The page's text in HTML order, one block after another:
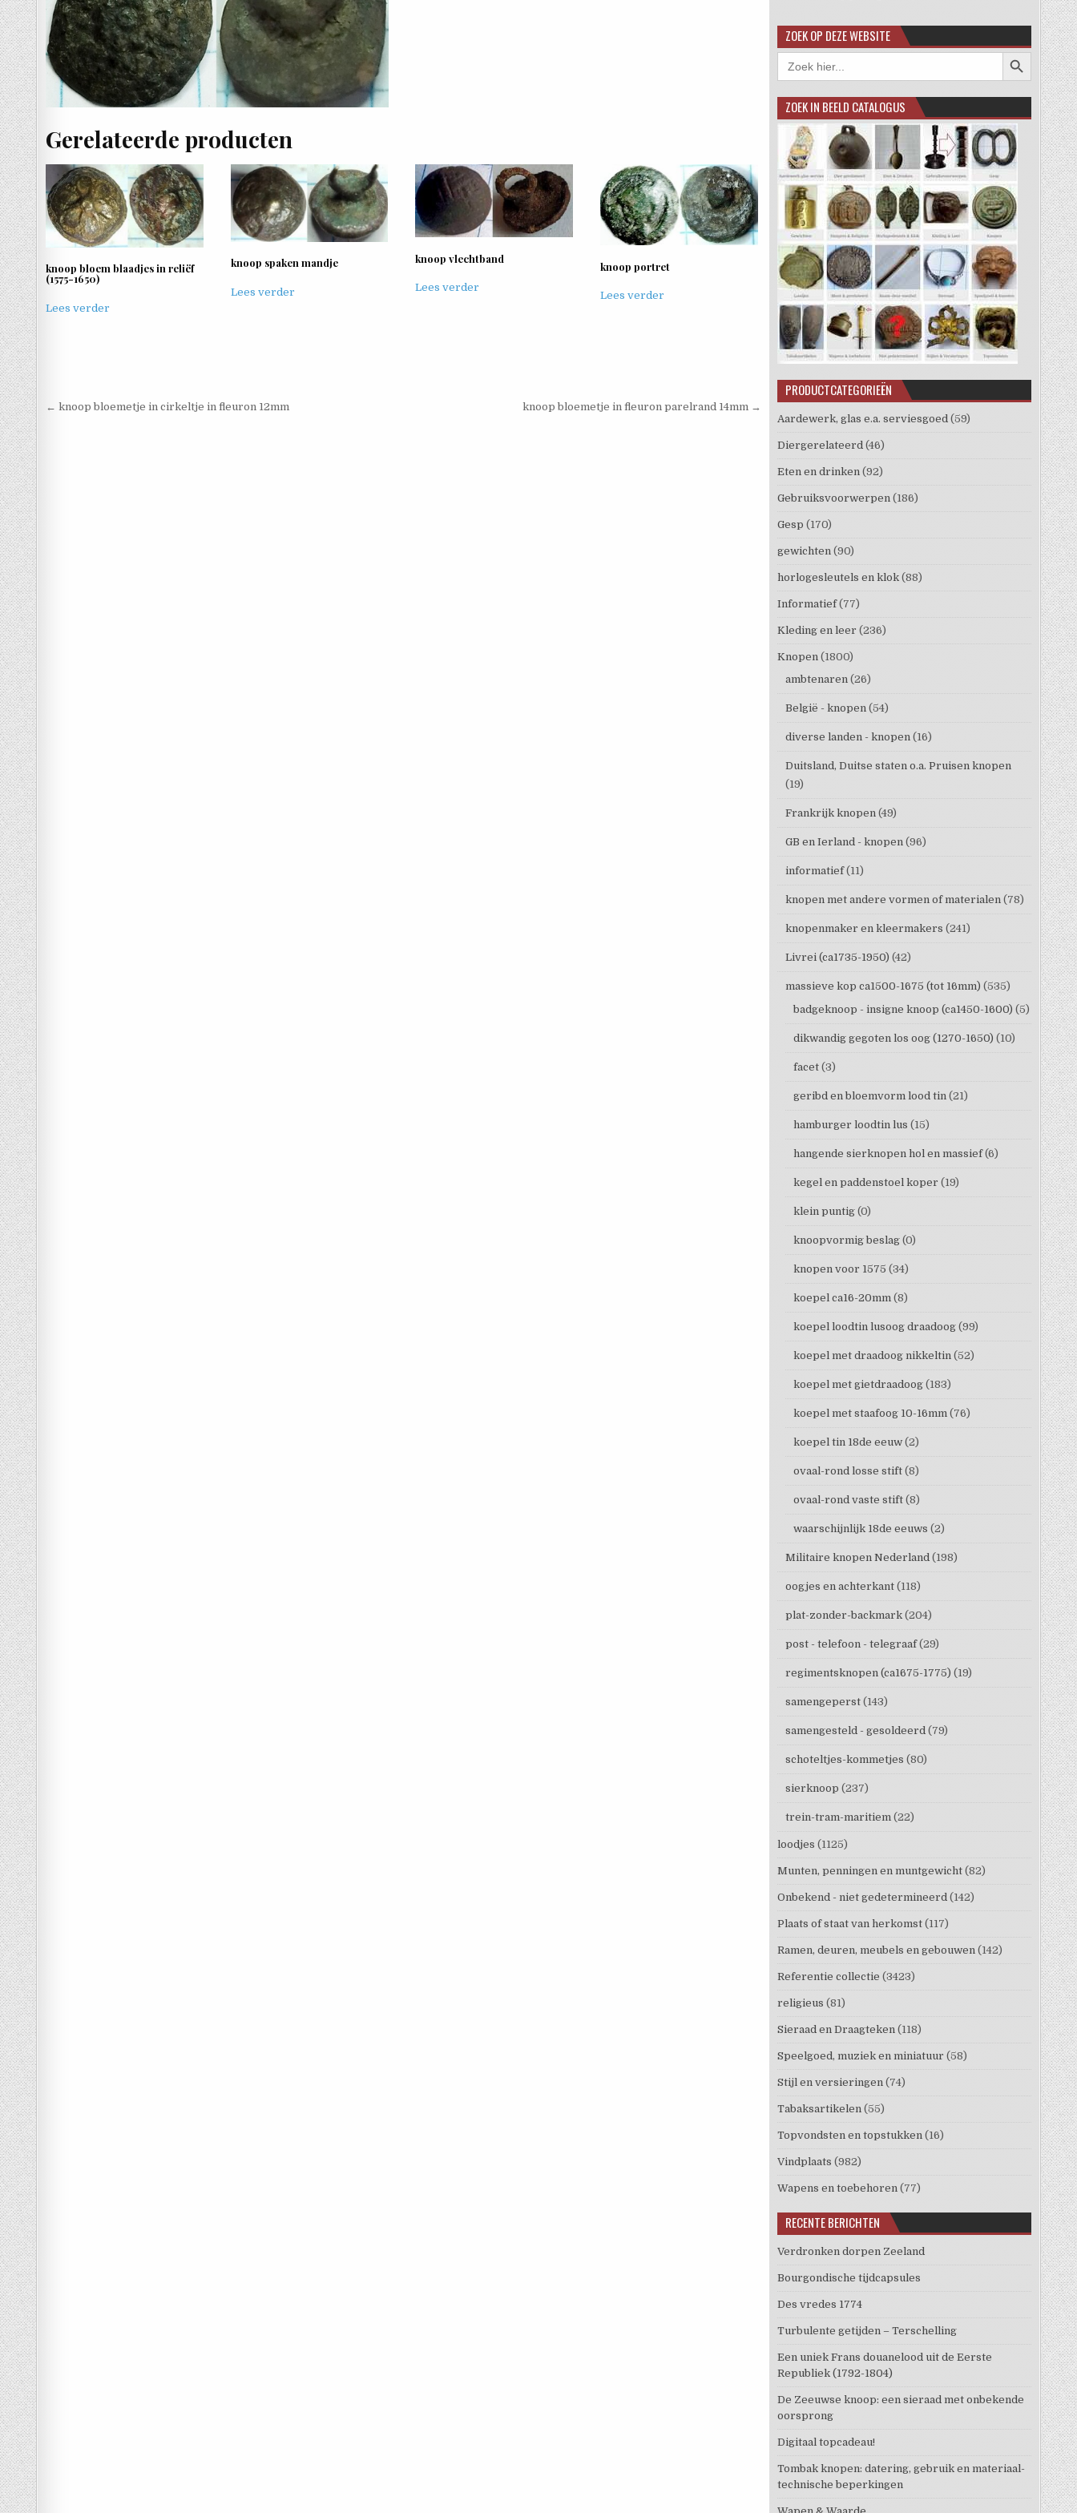
Gerelateerde producten
knoop bloem blaadjes in reliëf
(1575-1650)
Lees verder
knoop spaken mandje
Lees verder
knoop vlechtband
Lees verder
knoop portret
Lees verder
Berichtnavigatie
← knoop bloemetje in cirkeltje in fleuron 12mm knoop bloemetje in fleuron parelrand 14mm →
ZOEK OP DEZE WEBSITE
Zoek
naar:
Zoekknop
ZOEK IN BEELD CATALOGUS
PRODUCTCATEGORIEËN
Aardewerk, glas e.a. serviesgoed (59)
Diergerelateerd (46)
Eten en drinken (92)
Gebruiksvoorwerpen (186)
Gesp (170)
gewichten (90)
horlogesleutels en klok (88)
Informatief (77)
Kleding en leer (236)
Knopen (1800)
ambtenaren (26)
België - knopen (54)
diverse landen - knopen (16)
Duitsland, Duitse staten o.a. Pruisen knopen
(19)
Frankrijk knopen (49)
GB en Ierland - knopen (96)
informatief (11)
knopen met andere vormen of materialen (78)
knopenmaker en kleermakers (241)
Livrei (ca1735-1950) (42)
massieve kop ca1500-1675 (tot 16mm) (535)
badgeknoop - insigne knoop (ca1450-1600) (5)
dikwandig gegoten los oog (1270-1650) (10)
facet (3)
geribd en bloemvorm lood tin (21)
hamburger loodtin lus (15)
hangende sierknopen hol en massief (6)
kegel en paddenstoel koper (19)
klein puntig (0)
knoopvormig beslag (0)
knopen voor 1575 (34)
koepel ca16-20mm (8)
koepel loodtin lusoog draadoog (99)
koepel met draadoog nikkeltin (52)
koepel met gietdraadoog (183)
koepel met staafoog 10-16mm (76)
koepel tin 18de eeuw (2)
ovaal-rond losse stift (8)
ovaal-rond vaste stift (8)
waarschijnlijk 18de eeuws (2)
Militaire knopen Nederland (198)
oogjes en achterkant (118)
plat-zonder-backmark (204)
post - telefoon - telegraaf (29)
regimentsknopen (ca1675-1775) (19)
samengeperst (143)
samengesteld - gesoldeerd (79)
schoteltjes-kommetjes (80)
sierknoop (237)
trein-tram-maritiem (22)
loodjes (1125)
Munten, penningen en muntgewicht (82)
Onbekend - niet gedetermineerd (142)
Plaats of staat van herkomst (117)
Ramen, deuren, meubels en gebouwen (142)
Referentie collectie (3423)
religieus (81)
Sieraad en Draagteken (118)
Speelgoed, muziek en miniatuur (58)
Stijl en versieringen (74)
Tabaksartikelen (55)
Topvondsten en topstukken (16)
Vindplaats (982)
Wapens en toebehoren (77)
RECENTE BERICHTEN
Verdronken dorpen Zeeland
Bourgondische tijdcapsules
Des vredes 1774
Turbulente getijden – Terschelling
Een uniek Frans douanelood uit de Eerste
Republiek (1792-1804)
De Zeeuwse knoop: een sieraad met onbekende
oorsprong
Digitaal topcadeau!
Tombak knopen: datering, gebruik en materiaal-
technische beperkingen